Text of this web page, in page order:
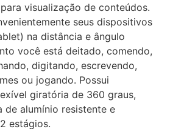
visualização de conteúdos.
seus dispositivos
na distância e ângulo
você está deitado, comendo,
digitando, escrevendo,
ou jogando. Possui
giratória de 360 graus,
de alumínio resistente e
estágios.